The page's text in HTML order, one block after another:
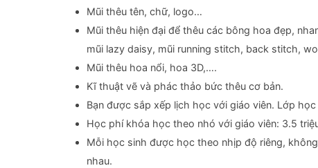
Mũi thêu tên, chữ, logo…
Mũi thêu hiện đại để thêu các bông hoa đẹp,
mũi lazy daisy, mũi running stitch, back stitch,
Mũi thêu hoa nổi, hoa 3D,….
Kĩ thuật vẽ và phác thảo bức thêu cơ bản.
Bạn được sắp xếp lịch học với giáo viên. Lớp
Học phí khóa học theo nhó với giáo viên: 3.5
Mỗi học sinh được học theo nhịp độ riêng,
nhau.